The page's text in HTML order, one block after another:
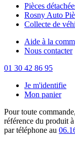
Pièces
Rosny Auto
Collecte de
Aide à la
Nous contacter
01 30 42 86 95
Je m'identifie
Mon panier
Pour toute
référence du produit à
par téléphone au